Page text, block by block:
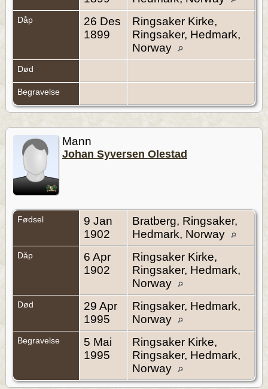
Dåp
26 Des
1899
Ringsaker Kirke,
Ringsaker, Hedmark,
Norway
Død
Begravelse
Mann
Johan Syversen Olestad
Fødsel
9 Jan
1902
Bratberg, Ringsaker,
Hedmark, Norway
Dåp
6 Apr
1902
Ringsaker Kirke,
Ringsaker, Hedmark,
Norway
Død
29 Apr
1995
Ringsaker, Hedmark,
Norway
Begravelse
5 Mai
1995
Ringsaker Kirke,
Ringsaker, Hedmark,
Norway